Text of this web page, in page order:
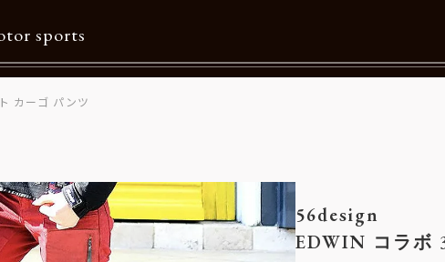
sports
Information一覧
メルマガ購読
カーゴ パンツ
56design
EDWIN コラボ